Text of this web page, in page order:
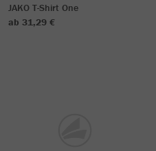
JAKO T-Shirt One
ab 31,29 €